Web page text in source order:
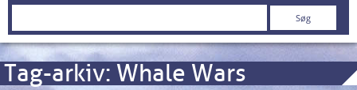
Søg
Tag-arkiv: Whale Wars